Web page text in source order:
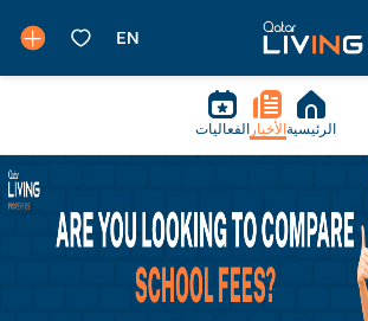
الرئيسية الأخبار الفعاليات